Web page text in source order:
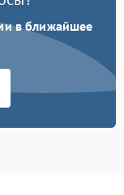
в ближайшее